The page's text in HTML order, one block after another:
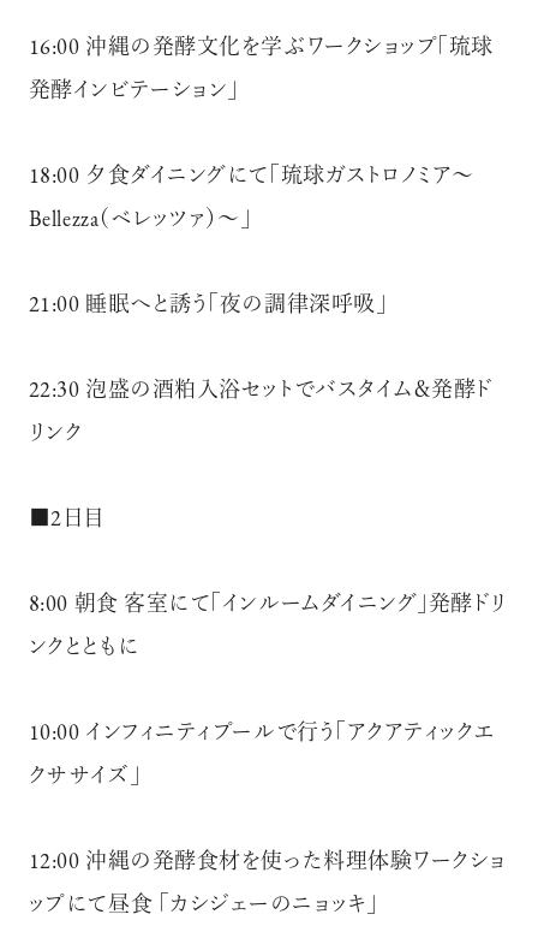
16:00 沖縄の発酵文化を学ぶワークショップ「琉球
発酵インビテーション」
18:00 夕食ダイニングにて「琉球ガストロノミア～
Bellezza（ベレッツァ）～」
21:00 睡眠へと誘う「夜の調律深呼吸」
22:30 泡盛の酒粕入浴セットでバスタイム＆発酵ド
リンク
■2日目
8:00 朝食 客室にて「インルームダイニング」発酵ドリ
ンクとともに
10:00 インフィニティプールで行う「アクアティックエ
クササイズ」
12:00 沖縄の発酵食材を使った料理体験ワークショ
ップにて昼食 「カシジェーのニョッキ」